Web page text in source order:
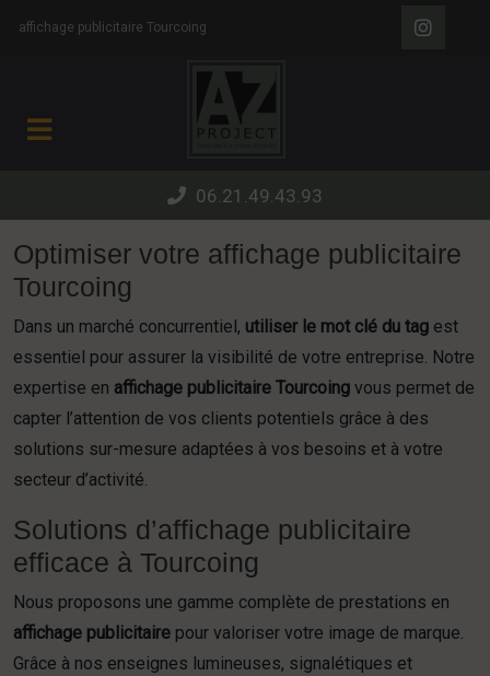
affichage publicitaire Tourcoing
06.21.49.43.93
Optimiser votre affichage publicitaire
Tourcoing
Dans un marché concurrentiel, utiliser le mot clé du tag est
essentiel pour assurer la visibilité de votre entreprise. Notre
expertise en affichage publicitaire Tourcoing vous permet de
capter l’attention de vos clients potentiels grâce à des
solutions sur-mesure adaptées à vos besoins et à votre
secteur d’activité.
Solutions d’affichage publicitaire
efficace à Tourcoing
Nous proposons une gamme complète de prestations en
affichage publicitaire pour valoriser votre image de marque.
Grâce à nos enseignes lumineuses, signalétiques et